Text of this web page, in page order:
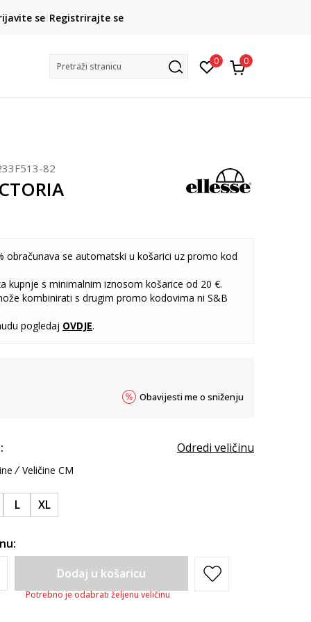
CLICK& COLLECT
besplatno preuzimanje u trgovini
se Registrirajte se
Pretraži stranicu 0 0
82
obračunava se automatski u košarici uz promo kod
kupnje s minimalnim iznosom košarice od 20 €.
kombinirati s drugim promo kodovima ni S&B
pogledaj OVDJE.
Obavijesti me o sniženju
Odredi veličinu
Veličine CM
L XL
Dodaj u košaricu
Potrebno je odabrati željenu veličinu